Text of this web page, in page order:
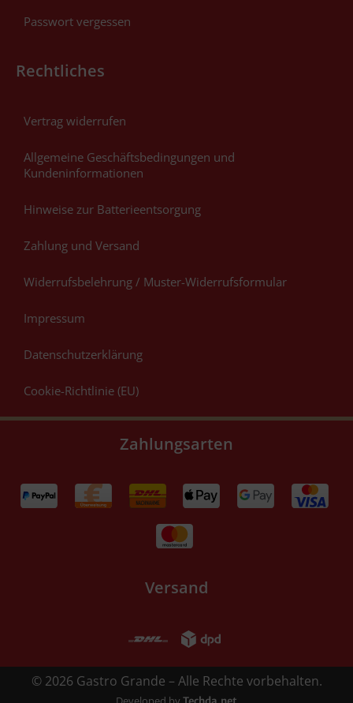
Passwort vergessen
Rechtliches
Vertrag widerrufen
Allgemeine Geschäftsbedingungen und
Kundeninformationen
Hinweise zur Batterieentsorgung
Zahlung und Versand
Widerrufsbelehrung / Muster-Widerrufsformular
Impressum
Datenschutzerklärung
Cookie-Richtlinie (EU)
Zahlungsarten
Versand
© 2026 Gastro Grande – Alle Rechte vorbehalten.